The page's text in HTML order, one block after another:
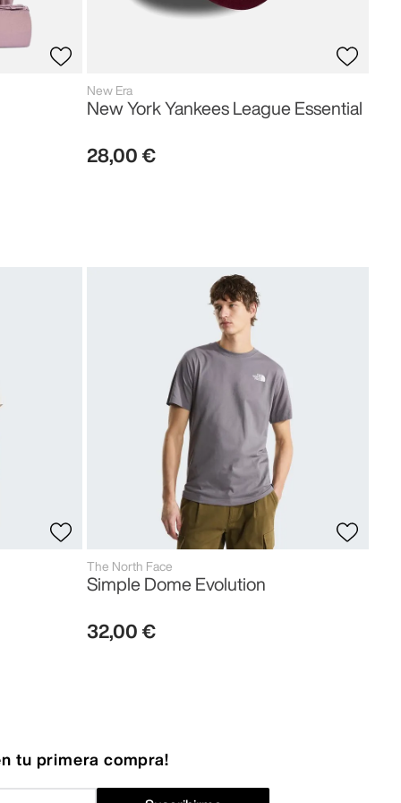
New Era
New York Yankees League Essential
28,00 €
The North Face
Simple Dome Evolution
32,00 €
tu primera compra!